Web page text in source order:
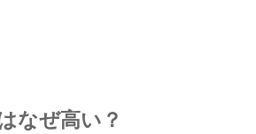
なぜ高い？